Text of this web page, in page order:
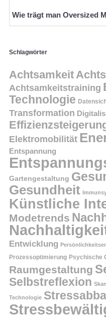
Wie trägt man Oversized
Schlagwörter
Achtsamkeit
Achtsamkeitstraining
Technologie
Transformation
Elektromobilität
Entspannung
Gartengestaltung
Gesundheit
Künstliche
Modetrends
Entwicklung
Prozessoptimierung Psychische
Raumgestaltung
Selbstreflexion
Technologie